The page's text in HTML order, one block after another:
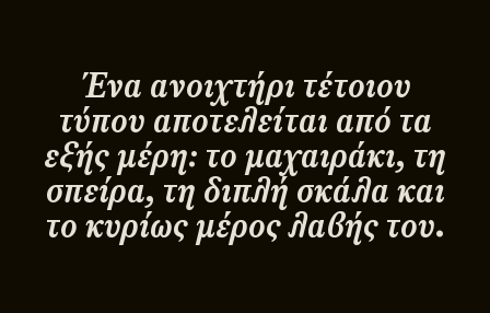
Ένα ανοιχτήρι τέτοιου
τύπου αποτελείται από τα
εξής μέρη: το μαχαιράκι, τη
σπείρα, τη διπλή σκάλα και
το κυρίως μέρος λαβής του.